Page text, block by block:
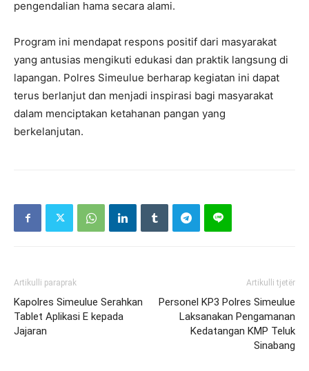
pengendalian hama secara alami.
Program ini mendapat respons positif dari masyarakat
yang antusias mengikuti edukasi dan praktik langsung di
lapangan. Polres Simeulue berharap kegiatan ini dapat
terus berlanjut dan menjadi inspirasi bagi masyarakat
dalam menciptakan ketahanan pangan yang
berkelanjutan.
Artikulli paraprak
Kapolres Simeulue Serahkan
Tablet Aplikasi E kepada
Jajaran
Artikulli tjetër
Personel KP3 Polres Simeulue
Laksanakan Pengamanan
Kedatangan KMP Teluk
Sinabang